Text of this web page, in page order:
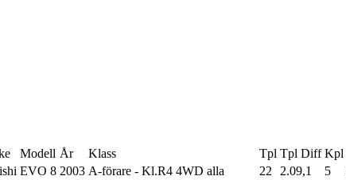
Modell År Klass Tpl Tpl Diff Kpl
EVO 8 2003 A-förare - Kl.R4 4WD alla 22 2.09,1 5